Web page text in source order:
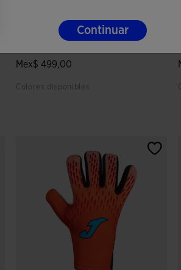
Guantes Portero Fútbol
Calcio Royal Verde Flú...
Mex$ 499,00
Colores disponibles
Continuar